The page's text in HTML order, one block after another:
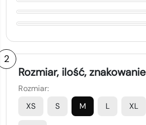
2
Rozmiar, ilość, znakowanie
Rozmiar:
XS
S M L XL